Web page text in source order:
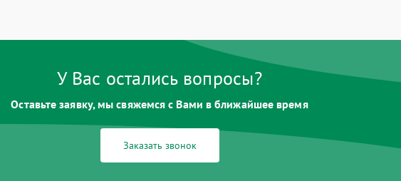
60 мин 1 год 1000 ₽
Поломка системы автоматического
отключения
Неисправность системы защиты от
60 мин 1000 ₽
У Вас остались вопросы?
Оставьте заявку, мы свяжемся с Вами в ближайшее время
Заказать звонок